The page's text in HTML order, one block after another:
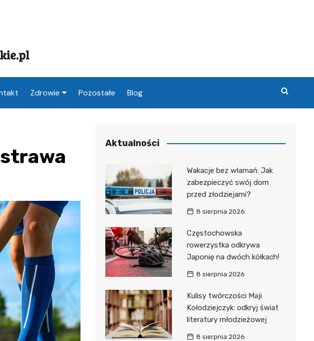
Zdrowie
Częstochowa
Pozostałe Blog
Aktualności
Wakacje bez włamań: Jak
zabezpieczyć swój dom
przed złodziejami?
8 sierpnia 2026
Częstochowska
rowerzystka odkrywa
Japonię na dwóch kółkach!
8 sierpnia 2026
Kulisy twórczości Maji
Kołodziejczyk: odkryj świat
literatury młodzieżowej
8 sierpnia 2026